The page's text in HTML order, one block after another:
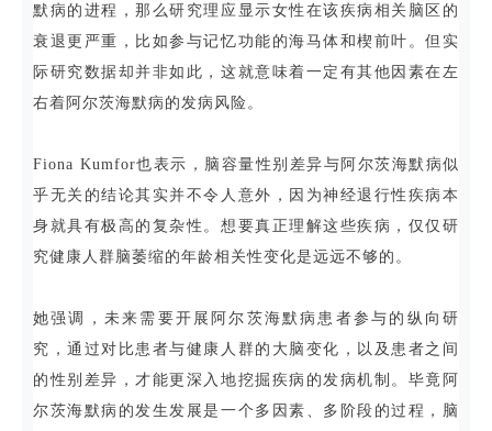
默病的进程，那么研究理应显示女性在该疾病相关脑区的
衰退更严重，比如参与记忆功能的海马体和楔前叶。但实
际研究数据却并非如此，这就意味着一定有其他因素在左
右着阿尔茨海默病的发病风险。
Fiona Kumfor也表示，脑容量性别差异与阿尔茨海默病似
乎无关的结论其实并不令人意外，因为神经退行性疾病本
身就具有极高的复杂性。想要真正理解这些疾病，仅仅研
究健康人群脑萎缩的年龄相关性变化是远远不够的。
她强调，未来需要开展阿尔茨海默病患者参与的纵向研
究，通过对比患者与健康人群的大脑变化，以及患者之间
的性别差异，才能更深入地挖掘疾病的发病机制。毕竟阿
尔茨海默病的发生发展是一个多因素、多阶段的过程，脑